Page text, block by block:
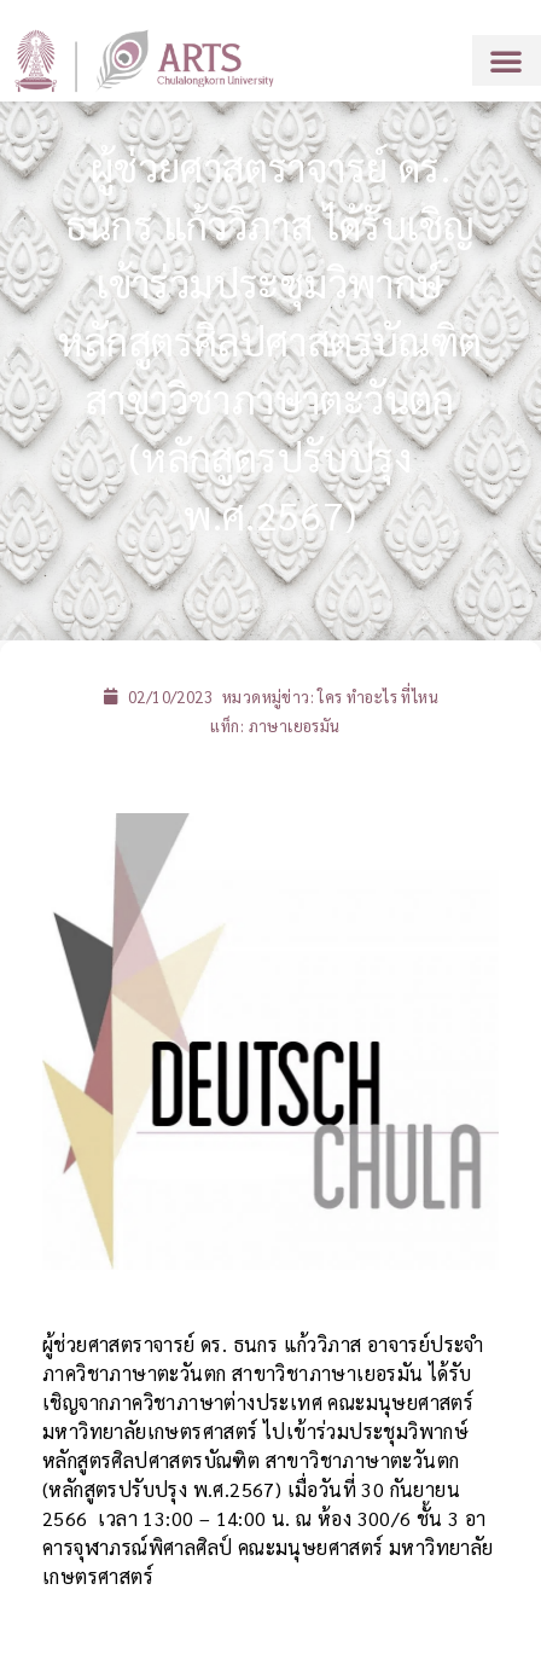
ผู้ช่วยศาสตราจารย์ ดร.
ธนกร แก้ววิภาส ได้รับเชิญ
เข้าร่วมประชุมวิพากษ์
หลักสูตรศิลปศาสตรบัณฑิต
สาขาวิชาภาษาตะวันตก
(หลักสูตรปรับปรุง
พ.ศ.2567)
02/10/2023 หมวดหมู่ข่าว:ใคร ทำอะไร ที่ไหน
แท็ก: ภาษาเยอรมัน
ผู้ช่วยศาสตราจารย์ ดร. ธนกร แก้ววิภาส อาจารย์ประจำ
ภาควิชาภาษาตะวันตก สาขาวิชาภาษาเยอรมัน ได้รับ
เชิญจากภาควิชาภาษาต่างประเทศ คณะมนุษยศาสตร์
มหาวิทยาลัยเกษตรศาสตร์ ไปเข้าร่วมประชุมวิพากษ์
หลักสูตรศิลปศาสตรบัณฑิต สาขาวิชาภาษาตะวันตก
(หลักสูตรปรับปรุง พ.ศ.2567) เมื่อวันที่ 30 กันยายน
2566 เวลา 13:00 – 14:00 น. ณ ห้อง 300/6 ชั้น 3 อา
คารจุฬาภรณ์พิศาลศิลป์ คณะมนุษยศาสตร์ มหาวิทยาลัย
เกษตรศาสตร์